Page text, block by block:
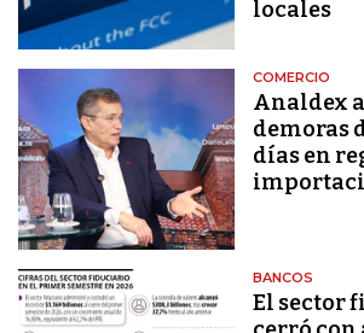
locales
COMERCIO
Analdex
demoras
días en
BANCOS
El sector